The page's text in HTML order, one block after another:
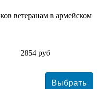
ветеранам в армейском
2854 руб